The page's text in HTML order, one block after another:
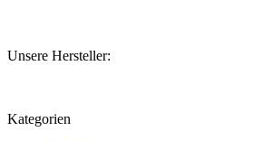
Unsere Hersteller:
Kategorien